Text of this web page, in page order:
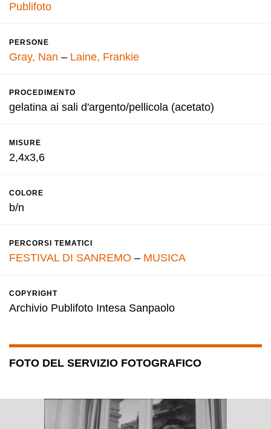
Publifoto
PERSONE
Gray, Nan – Laine, Frankie
PROCEDIMENTO
gelatina ai sali d'argento/pellicola (acetato)
MISURE
2,4x3,6
COLORE
b/n
PERCORSI TEMATICI
FESTIVAL DI SANREMO – MUSICA
COPYRIGHT
Archivio Publifoto Intesa Sanpaolo
FOTO DEL SERVIZIO FOTOGRAFICO